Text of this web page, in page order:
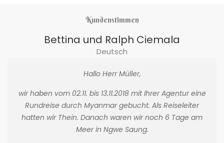
Kundenstimmen
Bettina und Ralph Ciemala
Deutsch
Hallo Herr Müller,
wir haben vom 02.11. bis 13.11.2018 mit Ihrer Agentur eine
Rundreise durch Myanmar gebucht. Als Reiseleiter
hatten wir Thein. Danach waren wir noch 6 Tage am
Meer in Ngwe Saung.